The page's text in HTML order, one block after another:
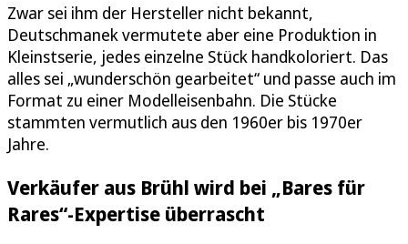
Zwar sei ihm der Hersteller nicht bekannt,
Deutschmanek vermutete aber eine Produktion in
Kleinstserie, jedes einzelne Stück handkoloriert. Das
alles sei „wunderschön gearbeitet“ und passe auch im
Format zu einer Modelleisenbahn. Die Stücke
stammten vermutlich aus den 1960er bis 1970er
Jahre.
Verkäufer aus Brühl wird bei „Bares für
Rares“-Expertise überrascht